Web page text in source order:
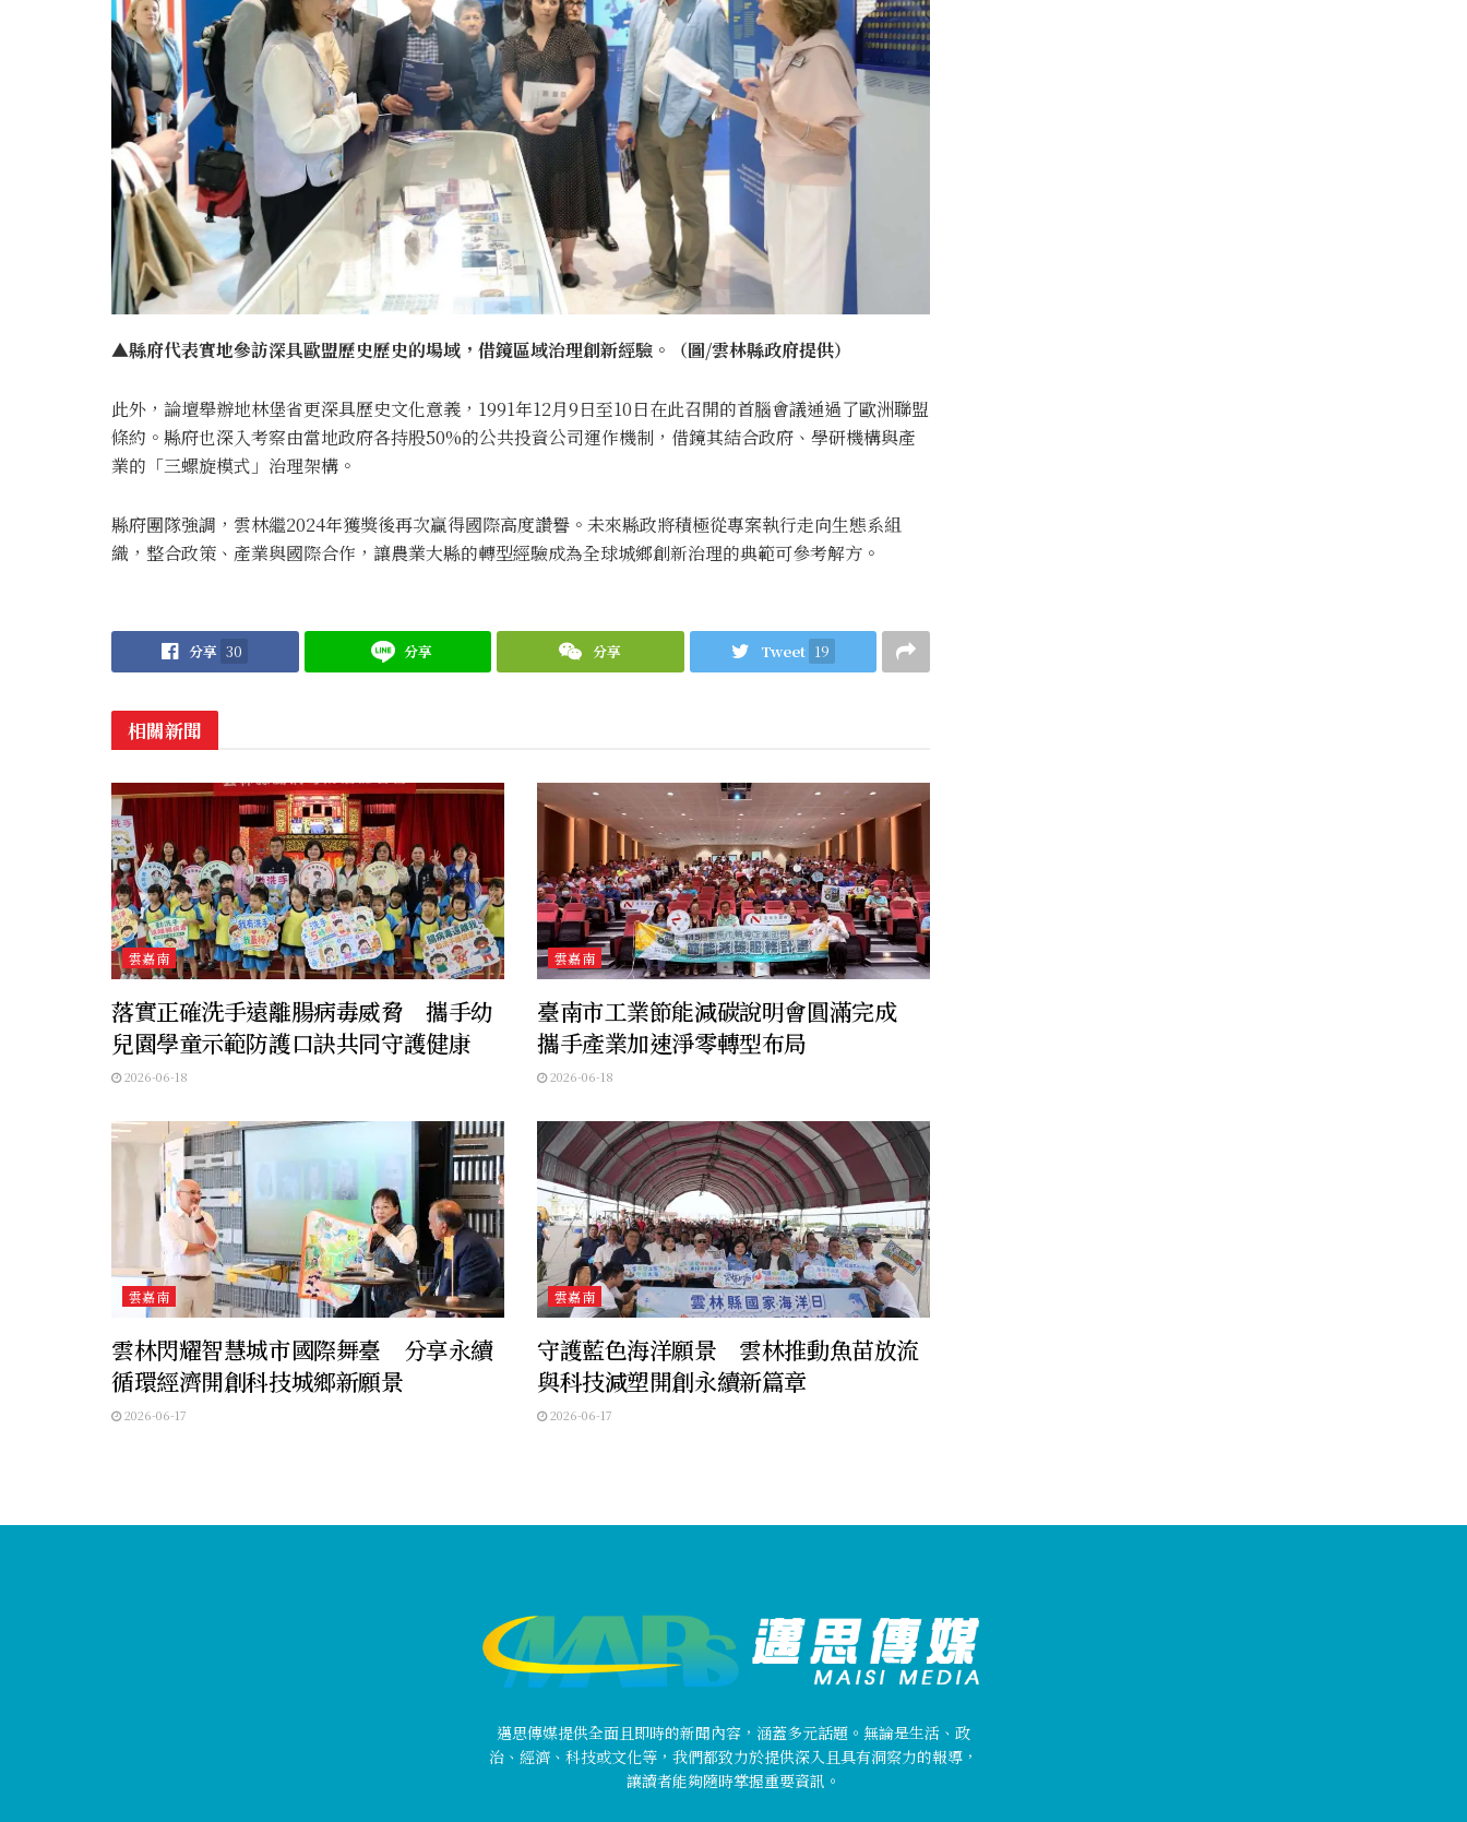
▲縣府代表實地參訪深具歐盟歷史歷史的場域，借鏡區域治理創新經驗。（圖/雲林縣政府提供）
此外，論壇舉辦地林堡省更深具歷史文化意義，1991年12月9日至10日在此召開的首腦會議通過了歐洲聯盟
條約。縣府也深入考察由當地政府各持股50%的公共投資公司運作機制，借鏡其結合政府、學研機構與產
業的「三螺旋模式」治理架構。
縣府團隊強調，雲林繼2024年獲獎後再次贏得國際高度讚譽。未來縣政將積極從專案執行走向生態系組
織，整合政策、產業與國際合作，讓農業大縣的轉型經驗成為全球城鄉創新治理的典範可參考解方。
分享 30 分享 分享 Tweet 19
相關新聞
雲嘉南
落實正確洗手遠離腸病毒威脅 攜手幼
兒園學童示範防護口訣共同守護健康
2026-06-18
雲嘉南
臺南市工業節能減碳說明會圓滿完成
攜手產業加速淨零轉型布局
2026-06-18
雲嘉南
雲林閃耀智慧城市國際舞臺 分享永續
循環經濟開創科技城鄉新願景
2026-06-17
雲嘉南
守護藍色海洋願景 雲林推動魚苗放流
與科技減塑開創永續新篇章
2026-06-17
邁思傳媒提供全面且即時的新聞內容，涵蓋多元話題。無論是生活、政
治、經濟、科技或文化等，我們都致力於提供深入且具有洞察力的報導，
讓讀者能夠隨時掌握重要資訊。